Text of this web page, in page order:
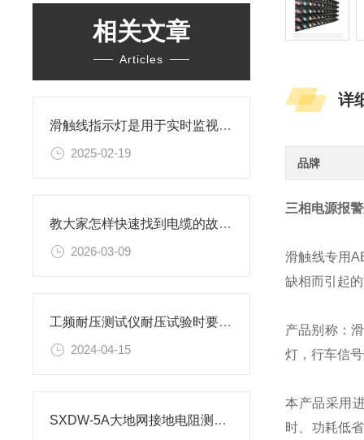
相关文章
Articles
滑触线指示灯是用于实时监视滑触线电源信号
2025-02-19
教大家怎样快速找到电缆的故障点？
2026-03-09
工频耐压测试仪耐压试验时要注意什么？
2024-04-15
SXDW-5A大地网接地电阻测试仪操作使用方法
详
品牌
三相电源报
滑触线专用
缺相而引起
产品别称：
灯，行车信
本产品采用
时、功耗低